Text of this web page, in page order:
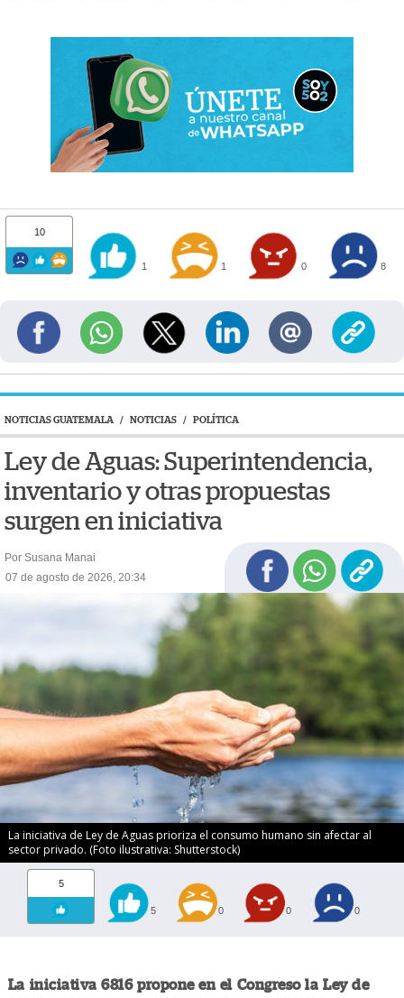
10
1 1 0 8
NOTICIAS GUATEMALA / NOTICIAS / POLÍTICA
Ley de Aguas: Superintendencia,
inventario y otras propuestas
surgen en iniciativa
Por Susana Manai
07 de agosto de 2026, 20:34
La iniciativa de Ley de Aguas prioriza el consumo humano sin afectar al
sector privado. (Foto ilustrativa: Shutterstock)
5
5 0 0 0
La iniciativa 6816 propone en el Congreso la Ley de